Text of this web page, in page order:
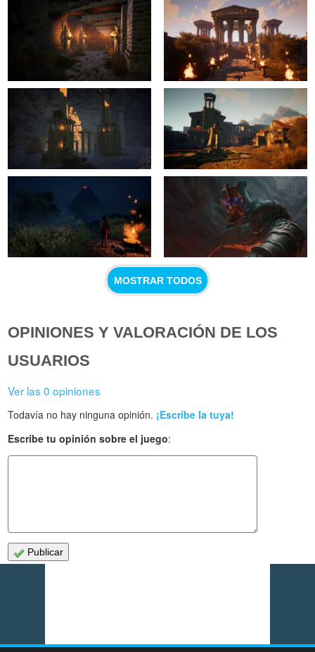
MOSTRAR TODOS
OPINIONES Y VALORACIÓN DE LOS
USUARIOS
Ver las 0 opiniones
Todavía no hay ninguna opinión. ¡Escribe la tuya!
Escribe tu opinión sobre el juego:
Publicar